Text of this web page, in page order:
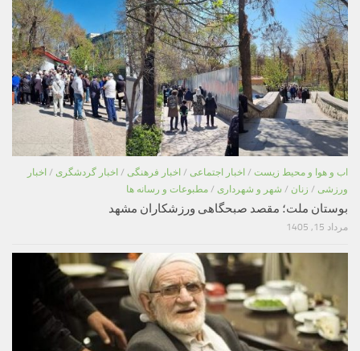
اب و هوا و محیط زیست / اخبار اجتماعی / اخبار فرهنگی / اخبار گردشگری / اخبار
ورزشی / زنان / شهر و شهرداری / مطبوعات و رسانه ها
بوستان ملت؛ مقصد صبحگاهی ورزشکاران مشهد
مرداد 15, 1405